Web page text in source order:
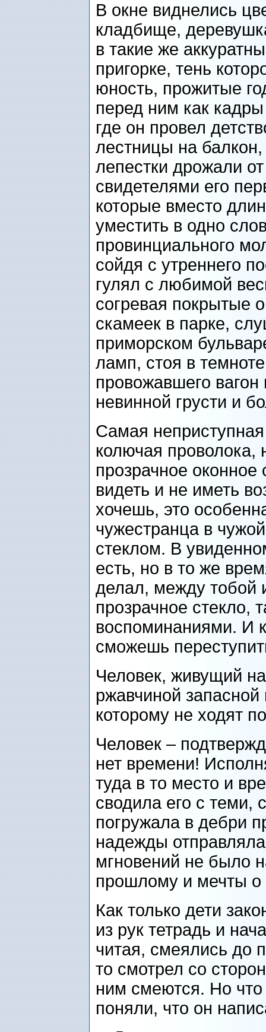
В окне виднелись
кладбище,
в такие же
пригорке, тень
юность, прожитые
перед ним как
где он провел
лестницы на
лепестки дрожали
свидетелями его
которые вместо
уместить в одно
провинциального
сойдя с утреннего
гулял с любимой
согревая покрытые
скамеек в парке,
приморском
ламп, стоя в
провожавшего
невинной грусти и
Самая
колючая проволока,
прозрачное оконное
видеть и не иметь
хочешь, это
чужестранца в
стеклом. В
есть, но в то же
делал, между тобой
прозрачное стекло,
воспоминаниями. И
сможешь
Человек, живущий
ржавчиной запасной
которому не ходят
Человек –
нет времени!
туда в то место и
сводила его с теми,
погружала в дебри
надежды
мгновений не было
прошлому и мечты
Как только дети
из рук тетрадь и
читая, смеялись до
то смотрел со
ним смеются. Но
поняли, что он